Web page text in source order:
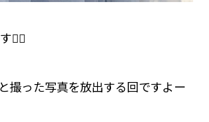
✌🏻
撮った写真を放出する回ですよー